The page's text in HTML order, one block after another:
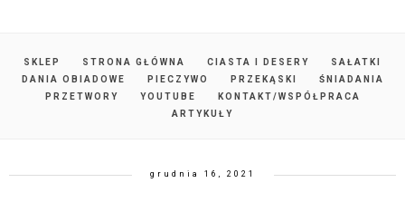
SKLEP STRONA GŁÓWNA CIASTA I DESERY
SAŁATKI
DANIA OBIADOWE
PIECZYWO PRZEKĄSKI
ŚNIADANIA
PRZETWORY
YOUTUBE
KONTAKT/WSPÓŁPRACA
ARTYKUŁY
grudnia 16, 2021